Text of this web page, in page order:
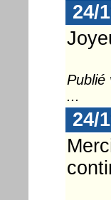
24/
Publié
...
24/